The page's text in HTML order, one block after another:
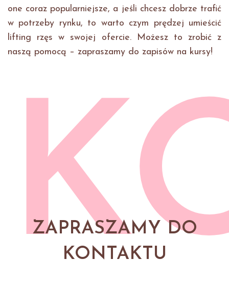
one coraz popularniejsze, a jeśli chcesz dobrze trafić
w potrzeby rynku, to warto czym prędzej umieścić
lifting rzęs w swojej ofercie. Możesz to zrobić z
naszą pomocą – zapraszamy do zapisów na kursy!
ZAPRASZAMY DO
KONTAKTU